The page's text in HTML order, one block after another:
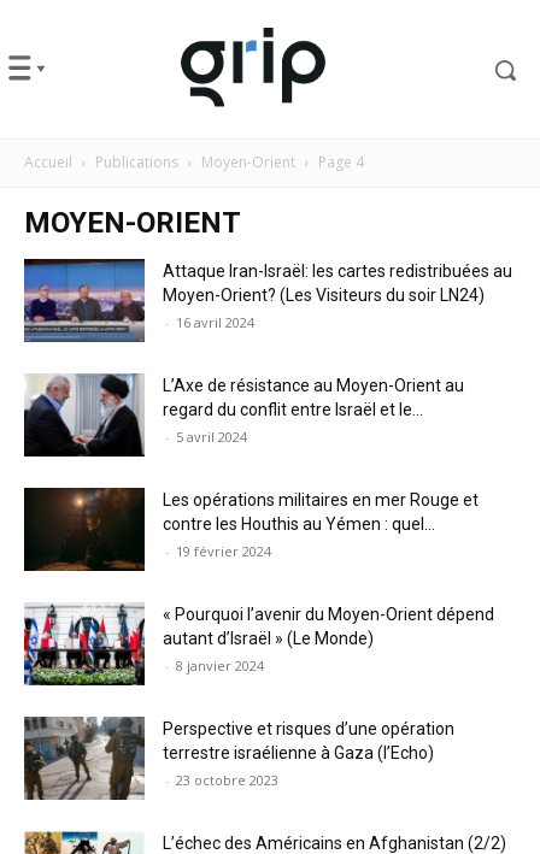
Accueil Publications Moyen-Orient Page 4
MOYEN-ORIENT
Attaque Iran-Israël: les cartes redistribuées au
Moyen-Orient? (Les Visiteurs du soir LN24)
- 16 avril 2024
L’Axe de résistance au Moyen-Orient au
regard du conflit entre Israël et le...
- 5 avril 2024
Les opérations militaires en mer Rouge et
contre les Houthis au Yémen : quel...
- 19 février 2024
« Pourquoi l’avenir du Moyen-Orient dépend
autant d’Israël » (Le Monde)
- 8 janvier 2024
Perspective et risques d’une opération
terrestre israélienne à Gaza (l’Echo)
- 23 octobre 2023
L’échec des Américains en Afghanistan (2/2)